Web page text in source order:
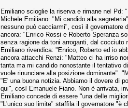
Emiliano scioglie la riserva e rimane nel Pd:
Michele Emiliano: "Mi candido alla
nessuno può cacciarmi", così il governatore
ancora: "Enrico Rossi e Roberto Speranza
senza ragione da toni arroganti, dal
Emiliano rivendica: "Enrico, Roberto ed io
ancora attacchi Renzi: "Matteo ci ha irriso
tanta ma mi candido nonostante il tentativo
vuole rinunciare alla posizione dominante".
"E' una buona notizia. Abbiamo il dovere di
qui", così Emanuele Fiano. Non è arrivata,
Emiliano concede di essere "una delle
"L'unico suo limite" staffila il governatore "è